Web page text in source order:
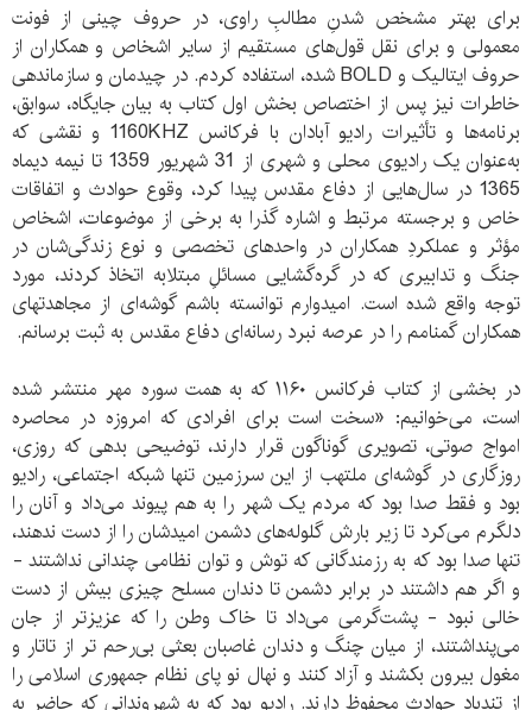
برای بهتر مشخص شدنِ مطالبِ راوی، در حروف چینی از فونت
معمولی و برای نقل قول‌های مستقیم از سایر اشخاص و همکاران از
حروف ایتالیک و BOLD شده، استفاده کردم. در چیدمان و سازماندهی
خاطرات نیز پس از اختصاص بخش اول کتاب به بیان جایگاه، سوابق،
برنامه‌ها و تأثیرات رادیو آبادان با فرکانس 1160KHZ و نقشی که
به‌عنوان یک رادیوی محلی و شهری از 31 شهریور 1359 تا نیمه دیماه
1365 در سال‌هایی از دفاع مقدس پیدا کرد، وقوع حوادث و اتفاقات
خاص و برجسته مرتبط و اشاره گذرا به برخی از موضوعات، اشخاص
مؤثر و عملکردِ همکاران در واحدهای تخصصی و نوع زندگی‌شان در
جنگ و تدابیری که در گره‌گشایی مسائلِ مبتلابه اتخاذ کردند، مورد
توجه واقع شده است. امیدوارم توانسته باشم گوشه‌ای از مجاهدتهای
همکاران گمنامم را در عرصه نبرد رسانه‌ای دفاع مقدس به ثبت برسانم.
در بخشی از کتاب فرکانس ۱۱۶۰ که به همت سوره مهر منتشر شده
است، می‌خوانیم: «سخت است برای افرادی که امروزه در محاصره
امواج صوتی، تصویری گوناگون قرار دارند، توضیحی بدهی که روزی،
روزگاری در گوشه‌ای ملتهب از این سرزمین تنها شبکه اجتماعی، رادیو
بود و فقط صدا بود که مردم یک شهر را به هم پیوند می‌داد و آنان را
دلگرم می‌کرد تا زیر بارش گلوله‌های دشمن امیدشان را از دست ندهند،
تنها صدا بود که به رزمندگانی که توش و توان نظامی چندانی نداشتند -
و اگر هم داشتند در برابر دشمن تا دندان مسلح چیزی بیش از دست
خالی نبود - پشت‌گرمی می‌داد تا خاک وطن را که عزیزتر از جان
می‌پنداشتند، از میان چنگ و دندان غاصبان بعثی بی‌رحم تر از تاتار و
مغول بیرون بکشند و آزاد کنند و نهال نو پای نظام جمهوری اسلامی را
از تندباد حوادث محفوظ دارند. رادیو بود که به شهروندانی که حاضر به